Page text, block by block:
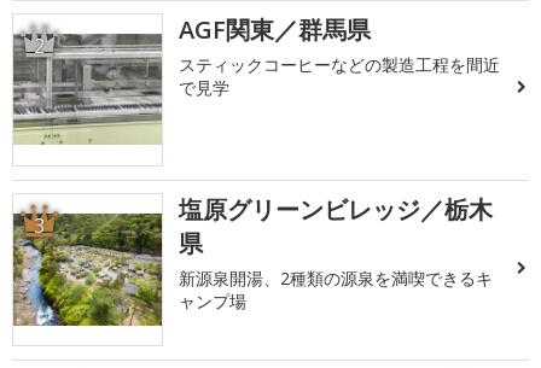
2 AGF関東／群馬県
スティックコーヒーなどの製造工程を間近
で見学
3
塩原グリーンビレッジ／栃木
県
新源泉開湯、2種類の源泉を満喫できるキ
ャンプ場